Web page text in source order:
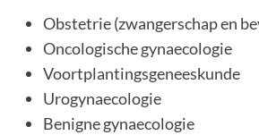
Obstetrie (zwangerschap en
Oncologische gynaecologie
Voortplantingsgeneeskunde
Urogynaecologie
Benigne gynaecologie